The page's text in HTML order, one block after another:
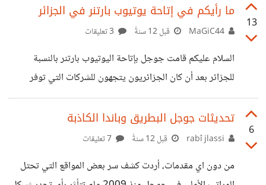
13
ما رأيكم في إتاحة يوتيوب بارتنر في الجزائر
قبل 12 سنةً
السلام عليكم قامت جوجل بإتاحة اليوتيوب بارتنر بالنسبة
للجزائر بعد أن كان الجزائريون يتجهون للشركات التي توفر
الوساطة بينهم و بين اليوتيوب بارتنر مثل Fullscreen و
غيرها. في رأيك هل هذا سيكون مفيدا بالنسبة لمنشيء المحتوى
في الجزائر و لماذا؟
6
تحديثات جوجل البطريق وباندا الكاذبة
قبل 12 سنةً
من دون اي مقدمات، أردت كشف سر بعض المواقع التي تحتل